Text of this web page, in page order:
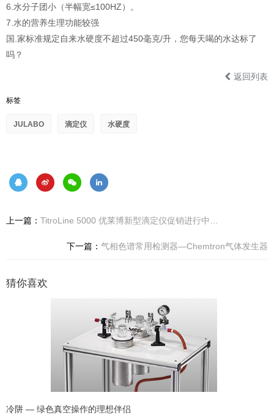
6.水分子团小（半幅宽≤100HZ）。
7.水的营养生理功能较强
国.家标准规定自来水硬度不超过450毫克/升，您每天喝的水达标了
吗？
返回列表
标签
JULABO 滴定仪 水硬度
上一篇： TitroLine 5000 优莱博新型滴定仪促销进行中…
下一篇： 气相色谱常用检测器—Chemtron气体发生器
猜你喜欢
冷阱 — 绿色真空操作的理想伴侣